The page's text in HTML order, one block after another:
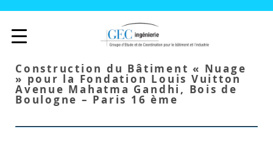
Construction du Bâtiment « Nuage
» pour la Fondation Louis Vuitton
Avenue Mahatma Gandhi, Bois de
Boulogne – Paris 16 ème